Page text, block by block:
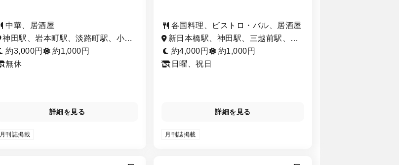
中華、居酒屋
神田駅、岩本町駅、淡路町駅、小川
町駅、新日本橋駅、秋葉原駅、小伝
馬町駅、三越前駅、新御茶ノ水駅
約3,000円
約1,000円
無休
詳細を見る
月刊誌掲載
各国料理、ビストロ・バル、居酒屋
新日本橋駅、神田駅、三越前駅、大
手町駅、小伝馬町駅、淡路町駅、小
川町駅
約4,000円
約1,000円
日曜、祝日
詳細を見る
月刊誌掲載